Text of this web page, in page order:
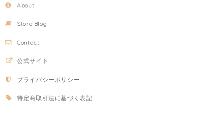
About
Store Blog
Contact
公式サイト
プライバシーポリシー
特定商取引法に基づく表記